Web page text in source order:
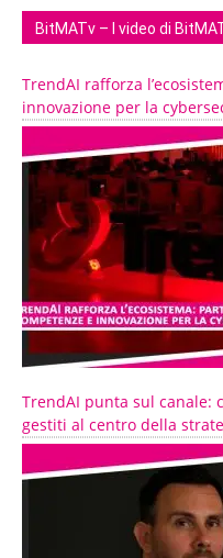
BitMATv – I video di
TrendAI rafforza
innovazione per la
TrendAI punta sul canale:
gestiti al centro della